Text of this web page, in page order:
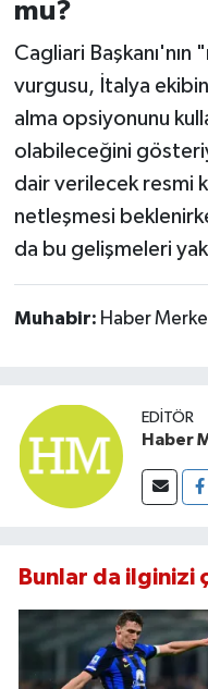
mu?
Cagliari
vurgusu, İtalya
alma opsiyonunu
olabileceğini
dair verilecek resmi
netleşmesi
da bu gelişmeleri
Muhabir: Haber
EDITÖR
Haber
Bunlar da ilginizi
Trend
TÜRKİYE
VİZYONDAKİLER
YAŞAM